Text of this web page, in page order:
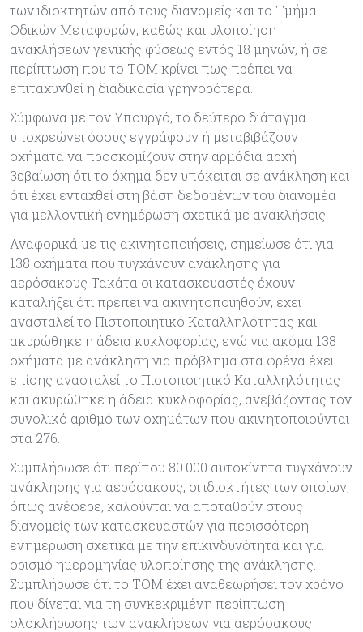
των ιδιοκτητών από τους διανομείς και το Τμήμα
Οδικών Μεταφορών, καθώς και υλοποίηση
ανακλήσεων γενικής φύσεως εντός 18 μηνών, ή σε
περίπτωση που το ΤΟΜ κρίνει πως πρέπει να
επιταχυνθεί η διαδικασία γρηγορότερα.
Σύμφωνα με τον Υπουργό, το δεύτερο διάταγμα
υποχρεώνει όσους εγγράφουν ή μεταβιβάζουν
οχήματα να προσκομίζουν στην αρμόδια αρχή
βεβαίωση ότι το όχημα δεν υπόκειται σε ανάκληση και
ότι έχει ενταχθεί στη βάση δεδομένων του διανομέα
για μελλοντική ενημέρωση σχετικά με ανακλήσεις.
Αναφορικά με τις ακινητοποιήσεις, σημείωσε ότι για
138 οχήματα που τυγχάνουν ανάκλησης για
αερόσακους Τακάτα οι κατασκευαστές έχουν
καταλήξει ότι πρέπει να ακινητοποιηθούν, έχει
ανασταλεί το Πιστοποιητικό Καταλληλότητας και
ακυρώθηκε η άδεια κυκλοφορίας, ενώ για ακόμα 138
οχήματα με ανάκληση για πρόβλημα στα φρένα έχει
επίσης ανασταλεί το Πιστοποιητικό Καταλληλότητας
και ακυρώθηκε η άδεια κυκλοφορίας, ανεβάζοντας τον
συνολικό αριθμό των οχημάτων που ακινητοποιούνται
στα 276.
Συμπλήρωσε ότι περίπου 80.000 αυτοκίνητα τυγχάνουν
ανάκλησης για αερόσακους, οι ιδιοκτήτες των οποίων,
όπως ανέφερε, καλούνται να αποταθούν στους
διανομείς των κατασκευαστών για περισσότερη
ενημέρωση σχετικά με την επικινδυνότητα και για
ορισμό ημερομηνίας υλοποίησης της ανάκλησης.
Συμπλήρωσε ότι το ΤΟΜ έχει αναθεωρήσει τον χρόνο
που δίνεται για τη συγκεκριμένη περίπτωση
ολοκλήρωσης των ανακλήσεων για αερόσακους